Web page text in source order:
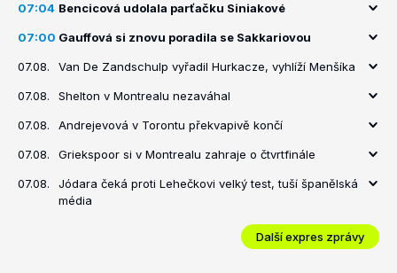
07:04 Bencicová udolala parťačku Siniakové
07:00 Gauffová si znovu poradila se Sakkariovou
07.08. Van De Zandschulp vyřadil Hurkacze, vyhlíží Menšíka
07.08. Shelton v Montrealu nezaváhal
07.08. Andrejevová v Torontu překvapivě končí
07.08. Griekspoor si v Montrealu zahraje o čtvrtfinále
07.08.
Jódara čeká proti Lehečkovi velký test, tuší španělská
média
Další expres zprávy